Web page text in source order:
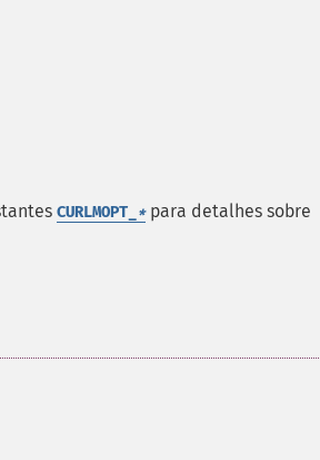
CURLMOPT_ *para detalhes sobre